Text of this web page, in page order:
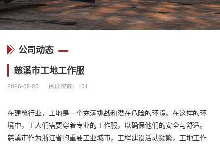
公司动态
慈溪市工地工作服
2026-05-25 阅读次数： 101
在建筑行业，工地是一个充满挑战和潜在危险的环境。在这样的环
境中，工人们需要穿着专业的工作服，以确保他们的安全与舒适。
慈溪市作为浙江省的重要工业城市，工程建设活动频繁，工地工作